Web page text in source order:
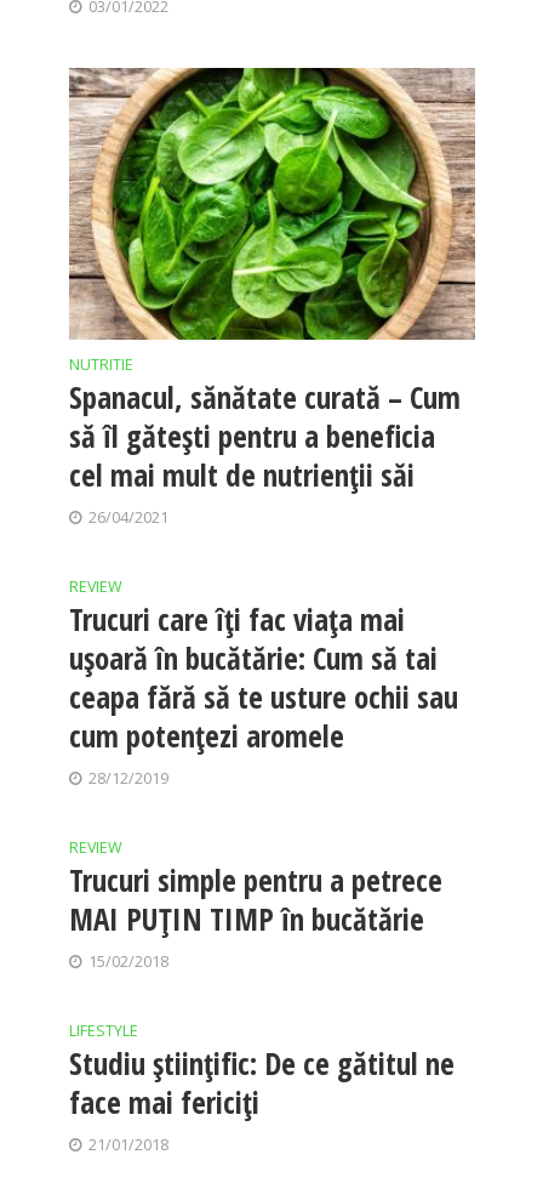
03/01/2022
NUTRITIE
Spanacul, sănătate curată – Cum
să îl gătești pentru a beneficia
cel mai mult de nutrienții săi
26/04/2021
REVIEW
Trucuri care îți fac viața mai
ușoară în bucătărie: Cum să tai
ceapa fără să te usture ochii sau
cum potențezi aromele
28/12/2019
REVIEW
Trucuri simple pentru a petrece
MAI PUȚIN TIMP în bucătărie
15/02/2018
LIFESTYLE
Studiu științific: De ce gătitul ne
face mai fericiți
21/01/2018